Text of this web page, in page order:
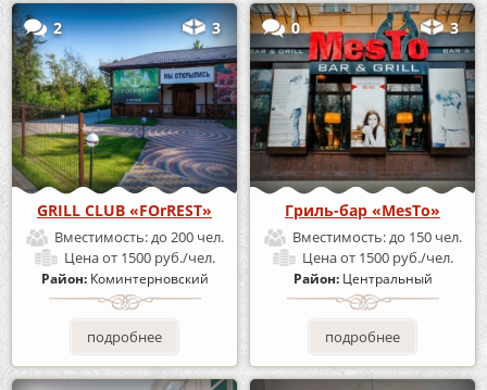
2 3
GRILL CLUB «FOrREST»
Вместимость:до 200 чел.
Ценаот 1500 руб./чел.
Район: Коминтерновский
подробнее
0 3
Гриль-бар «MesTo»
Вместимость:до 150 чел.
Ценаот 1500 руб./чел.
Район: Центральный
подробнее